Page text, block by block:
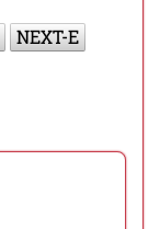
NEXT-E